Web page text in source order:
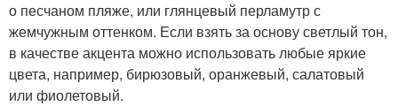
о песчаном пляже, или глянцевый перламутр с
жемчужным оттенком. Если взять за основу светлый тон,
в качестве акцента можно использовать любые яркие
цвета, например, бирюзовый, оранжевый, салатовый
или фиолетовый.